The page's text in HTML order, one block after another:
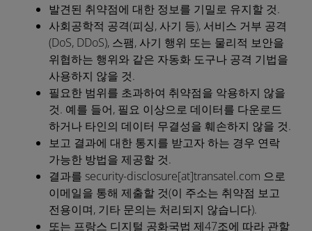
발견된 취약점에 대한 정보를 기밀로 유지할 것.
사회공학적 공격(피싱, 사기 등), 서비스 거부 공격
(DoS, DDoS), 스팸, 사기 행위 또는 물리적 보안을
위협하는 행위와 같은 자동화 도구나 공격 기법을
사용하지 않을 것.
필요한 범위를 초과하여 취약점을 악용하지 않을
것. 예를 들어, 필요 이상으로 데이터를 다운로드
하거나 타인의 데이터 무결성을 훼손하지 않을 것.
보고 결과에 대한 통지를 받고자 하는 경우 연락
가능한 방법을 제공할 것.
결과를 security-disclosure[at]transatel.com 으로
이메일을 통해 제출할 것(이 주소는 취약점 보고
전용이며, 기타 문의는 처리되지 않습니다).
또는 프랑스 디지털 공화국법 제47조에 따라 관할